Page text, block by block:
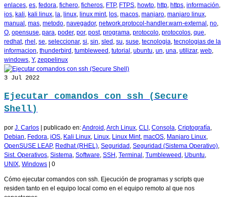
enlaces es fedora fichero ficheros FTP, FTPS howto http https información
ios kali kali linux la linux linux mint, los macos manjaro manjaro linux
manual mas metodo navegador, network.protocol-handler.warn-external no
O opensuse para poder, por, post, programa protocolo protocolos que
redhat, rhel se seleccionar, si sin sled su suse tecnologia tecnologias de la
informacion thunderbird tumbleweed tutorial ubuntu un una utilizar, web
windows Y, zeppelinux
3 Jul 2022
Ejecutar comandos con ssh (Secure
Shell)
por J. Carlos | publicado en:Android Arch Linux CLI Consola Criptografía
Debian Fedora iOS Kali Linux Linux Linux Mint, macOS Manjaro Linux
OpenSUSE LEAP, Redhat (RHEL) Seguridad Seguridad (Sistema Operativo)
Sist. Operativos Sistema Software SSH Terminal Tumbleweed Ubuntu
UNIX Windows | 0
Cómo ejecutar comandos con ssh. Ejecución de programas y scripts que
residen tanto en el equipo local como en el equipo remoto al que nos